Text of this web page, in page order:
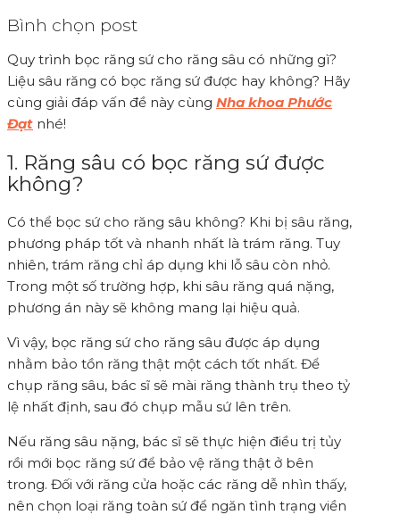
Bình chọn post
Quy trình bọc răng sứ cho răng sâu có những gì?
Liệu sâu răng có bọc răng sứ được hay không? Hãy
cùng giải đáp vấn đề này cùng Nha khoa Phước
Đạt nhé!
1. Răng sâu có bọc răng sứ được
không?
Có thể bọc sứ cho răng sâu không? Khi bị sâu răng,
phương pháp tốt và nhanh nhất là trám răng. Tuy
nhiên, trám răng chỉ áp dụng khi lỗ sâu còn nhỏ.
Trong một số trường hợp, khi sâu răng quá nặng,
phương án này sẽ không mang lại hiệu quả.
Vì vậy, bọc răng sứ cho răng sâu được áp dụng
nhằm bảo tồn răng thật một cách tốt nhất. Để
chụp răng sâu, bác sĩ sẽ mài răng thành trụ theo tỷ
lệ nhất định, sau đó chụp mẫu sứ lên trên.
Nếu răng sâu nặng, bác sĩ sẽ thực hiện điều trị tủy
rồi mới bọc răng sứ để bảo vệ răng thật ở bên
trong. Đối với răng cửa hoặc các răng dễ nhìn thấy,
nên chọn loại răng toàn sứ để ngăn tình trạng viền